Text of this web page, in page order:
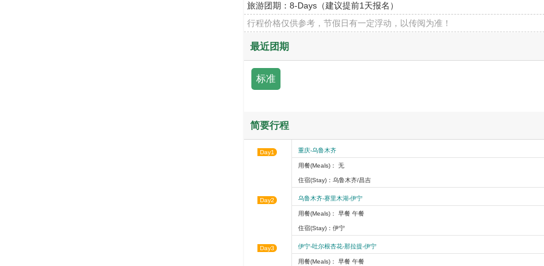
旅游团期： 8-Days（建议提前1天报名）
行程价格仅供参考，节假日有一定浮动，以传阅为准！
最近团期
标准
简要行程
Day1 重庆-乌鲁木齐
用餐(Meals)： 无
住宿(Stay)：乌鲁木齐/昌吉
Day2 乌鲁木齐-赛里木湖-伊宁
用餐(Meals)： 早餐 午餐
住宿(Stay)：伊宁
Day3 伊宁-吐尔根杏花-那拉提-伊宁
用餐(Meals)： 早餐 午餐